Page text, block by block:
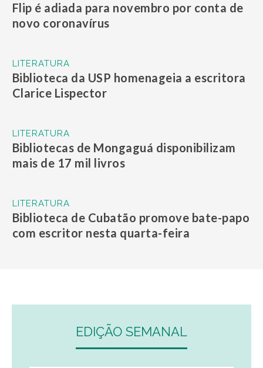
Flip é adiada para novembro por conta de
novo coronavírus
LITERATURA
Biblioteca da USP homenageia a escritora
Clarice Lispector
LITERATURA
Bibliotecas de Mongaguá disponibilizam
mais de 17 mil livros
LITERATURA
Biblioteca de Cubatão promove bate-papo
com escritor nesta quarta-feira
EDIÇÃO SEMANAL